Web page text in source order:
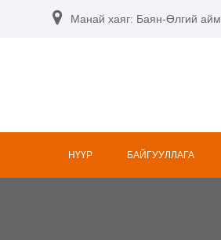
Манай хаяг: Баян-Өлгий
НҮҮР БАЙГУУЛЛАГА